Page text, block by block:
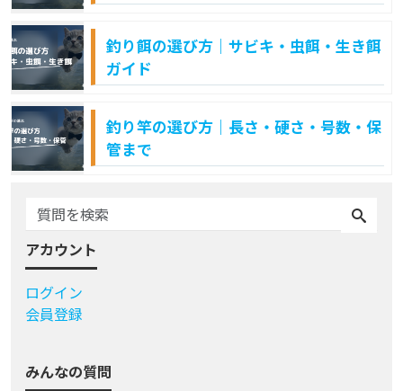
釣り餌の選び方｜サビキ・虫餌・生き餌
ガイド
釣り竿の選び方｜長さ・硬さ・号数・保
管まで
アカウント
ログイン
会員登録
みんなの質問